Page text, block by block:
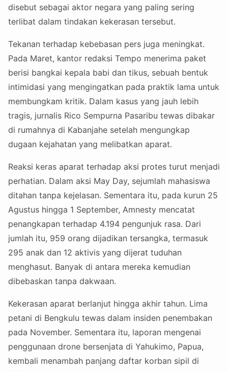
disebut sebagai aktor negara yang paling sering
terlibat dalam tindakan kekerasan tersebut.
Tekanan terhadap kebebasan pers juga meningkat.
Pada Maret, kantor redaksi Tempo menerima paket
berisi bangkai kepala babi dan tikus, sebuah bentuk
intimidasi yang mengingatkan pada praktik lama untuk
membungkam kritik. Dalam kasus yang jauh lebih
tragis, jurnalis Rico Sempurna Pasaribu tewas dibakar
di rumahnya di Kabanjahe setelah mengungkap
dugaan kejahatan yang melibatkan aparat.
Reaksi keras aparat terhadap aksi protes turut menjadi
perhatian. Dalam aksi May Day, sejumlah mahasiswa
ditahan tanpa kejelasan. Sementara itu, pada kurun 25
Agustus hingga 1 September, Amnesty mencatat
penangkapan terhadap 4.194 pengunjuk rasa. Dari
jumlah itu, 959 orang dijadikan tersangka, termasuk
295 anak dan 12 aktivis yang dijerat tuduhan
menghasut. Banyak di antara mereka kemudian
dibebaskan tanpa dakwaan.
Kekerasan aparat berlanjut hingga akhir tahun. Lima
petani di Bengkulu tewas dalam insiden penembakan
pada November. Sementara itu, laporan mengenai
penggunaan drone bersenjata di Yahukimo, Papua,
kembali menambah panjang daftar korban sipil di